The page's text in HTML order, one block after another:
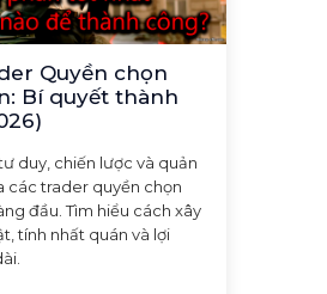
Quyền chọn
Bí quyết thành
duy, chiến lược và quản
các trader quyền chọn
đầu. Tìm hiểu cách xây
tính nhất quán và lợi